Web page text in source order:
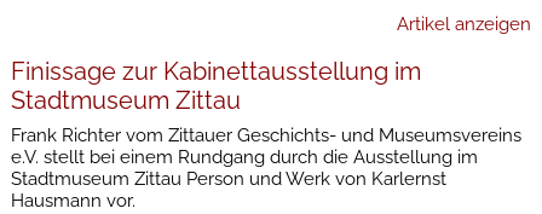
Artikel anzeigen
Finissage zur Kabinettausstellung im
Stadtmuseum Zittau
Frank Richter vom Zittauer Geschichts- und Museumsvereins
e.V. stellt bei einem Rundgang durch die Ausstellung im
Stadtmuseum Zittau Person und Werk von Karlernst
Hausmann vor.